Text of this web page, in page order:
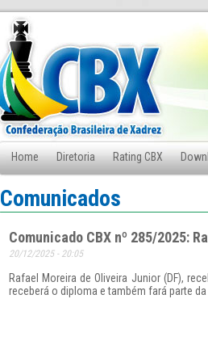
Home Diretoria Rating CBX
Fale Conosco
Comunicados
Comunicado CBX nº 285/2025:
20/12/2025 - 20:05
Rafael Moreira de Oliveira Junior (DF),
receberá o diploma e também fará parte da